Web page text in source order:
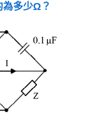
為多少Ω？